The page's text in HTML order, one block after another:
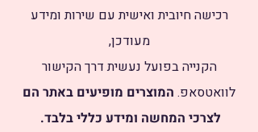
רכישה חיובית ואישית עם שירות ומידע
מעודכן,
הקנייה בפועל נעשית דרך הקישור
לוואטסאפ. המוצרים מופיעים באתר הם
לצרכי המחשה ומידע כללי בלבד.